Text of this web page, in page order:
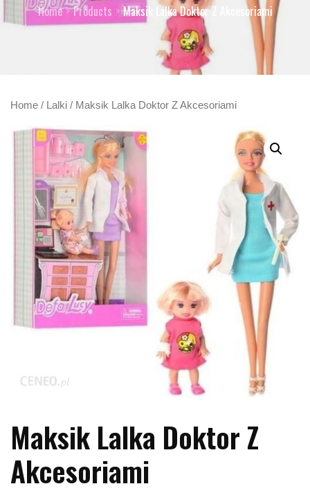
Home Products Maksik Lalka Doktor Z Akcesoriami
Home / Lalki / Maksik Lalka Doktor Z Akcesoriami
Maksik Lalka Doktor Z
Akcesoriami